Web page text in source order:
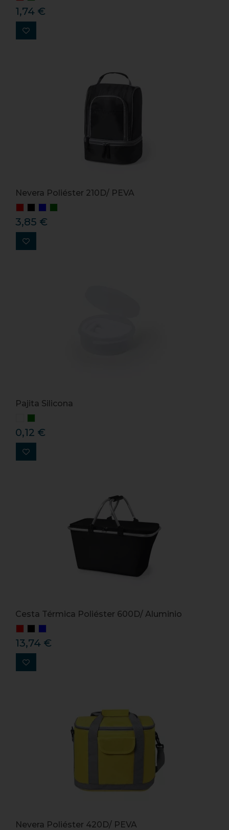
1,74 €
Nevera Poliéster 210D/ PEVA
3,85 €
Pajita Silicona
0,12 €
Cesta Térmica Poliéster 600D/ Aluminio
13,74 €
Nevera Poliéster 420D/ PEVA